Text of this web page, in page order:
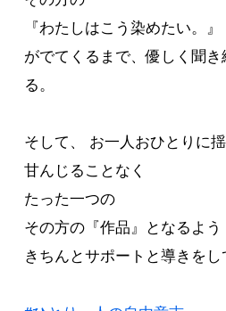
『わたしはこう染めたい。』
がでてくるまで、優しく聞
る。
そして、 お一人おひとりに
甘んじることなく
たった一つの
その方の『作品』となるよう
きちんとサポートと導きを